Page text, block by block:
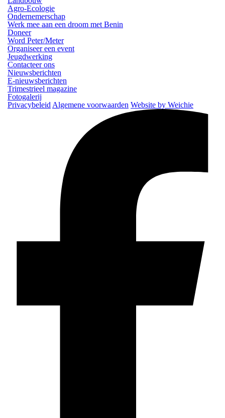
Agro-Ecologie
Ondernemerschap
Werk mee aan een droom met Benin
Doneer
Word Peter/Meter
Organiseer een event
Jeugdwerking
Contacteer ons
Nieuwsberichten
E-nieuwsberichten
Trimestrieel magazine
Fotogalerij
Privacybeleid Algemene voorwaarden Website by Weichie